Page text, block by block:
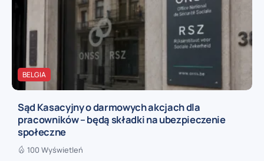
BELGIA
Sąd Kasacyjny o darmowych akcjach dla
pracowników – będą składki na ubezpieczenie
społeczne
100 Wyświetleń